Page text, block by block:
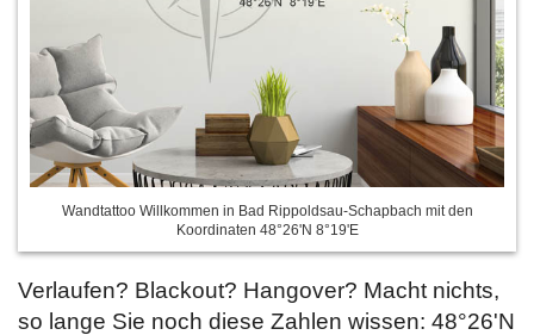
Wandtattoo Willkommen in Bad Rippoldsau-Schapbach mit den
Koordinaten 48°26'N 8°19'E
Verlaufen? Blackout? Hangover? Macht nichts,
so lange Sie noch diese Zahlen wissen: 48°26'N